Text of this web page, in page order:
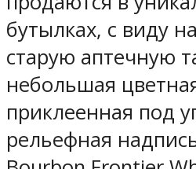
бутылках, с виду
старую аптечную
небольшая
приклеенная под
рельефная